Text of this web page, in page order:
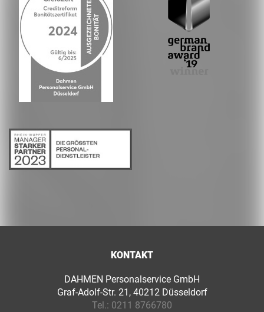
KONTAKT
DAHMEN Personalservice GmbH
Graf-Adolf-Str. 21, 40212 Düsseldorf
Tel.: 0211 8766780